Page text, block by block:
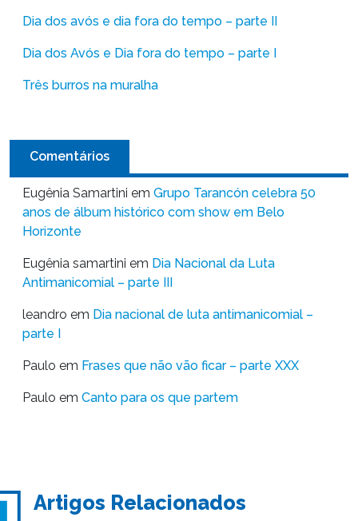
Dia dos avós e dia fora do tempo – parte II
Dia dos Avós e Dia fora do tempo – parte I
Três burros na muralha
Comentários
Eugênia Samartini em Grupo Tarancón celebra 50
anos de álbum histórico com show em Belo
Horizonte
Eugênia samartini em Dia Nacional da Luta
Antimanicomial – parte III
leandro em Dia nacional de luta antimanicomial –
parte I
Paulo em Frases que não vão ficar – parte XXX
Paulo em Canto para os que partem
Artigos Relacionados